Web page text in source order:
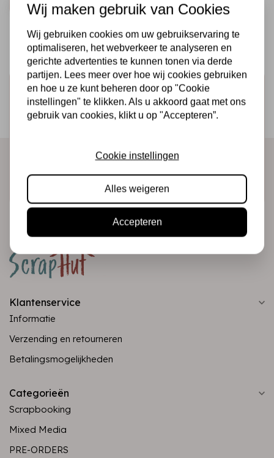
Schrijf je in voor de nieuwsbrief
Ontvang als eerste onze actie en nieuwe producten
Klantenservice
Informatie
Verzending en retourneren
Betalingsmogelijkheden
Categorieën
Scrapbooking
Mixed Media
PRE-ORDERS
Wij maken gebruik van Cookies
Wij gebruiken cookies om uw gebruikservaring te
optimaliseren, het webverkeer te analyseren en
gerichte advertenties te kunnen tonen via derde
partijen. Lees meer over hoe wij cookies gebruiken
en hoe u ze kunt beheren door op "Cookie
instellingen" te klikken. Als u akkoord gaat met ons
gebruik van cookies, klikt u op "Accepteren”.
Cookie instellingen
Alles weigeren
Accepteren